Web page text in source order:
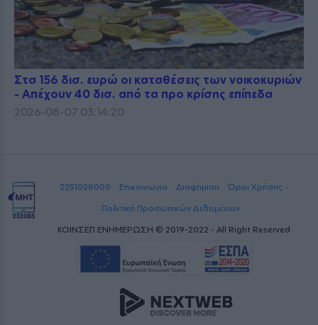
Στα 156 δισ. ευρώ οι καταθέσεις των νοικοκυριών
- Απέχουν 40 δισ. από τα προ κρίσης επίπεδα
2026-08-07 03:14:20
2251028000 Επικοινωνία Διαφήμιση
Όροι Χρήσης -
Πολιτική Προσωπικών Δεδομένων
ΚΟΙΝΣΕΠ ΕΝΗΜΕΡΩΣΗ © 2019-2022 - All Right Reserved